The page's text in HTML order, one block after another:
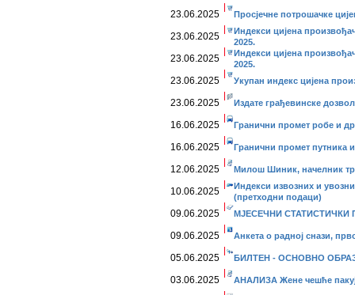
23.06.2025 Просјечне потрошачке
23.06.2025
Индекси цијена
2025.
23.06.2025
Индекси цијена
2025.
23.06.2025 Укупан индекс цијена
23.06.2025 Издате грађевинске
16.06.2025 Гранични промет робе и
16.06.2025 Гранични промет путника
12.06.2025 Милош Шиник, начелник
10.06.2025
Индекси извозних и
(претходни подаци)
09.06.2025 МЈЕСЕЧНИ СТАТИСТИЧКИ
09.06.2025 Анкета о радној снази,
05.06.2025 БИЛТЕН - ОСНОВНО
03.06.2025 АНАЛИЗА Жене чешће